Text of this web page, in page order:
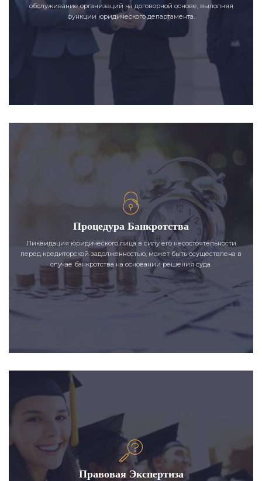
обслуживание организаций на договорной основе, выполняя
функции юридического департамента.
Процедура Банкротства
Ликвидация юридического лица в силу его несостоятельности
перед кредиторской задолженностью, может быть осуществлена в
случае банкротства на основании решения суда.
Правовая Экспертиза